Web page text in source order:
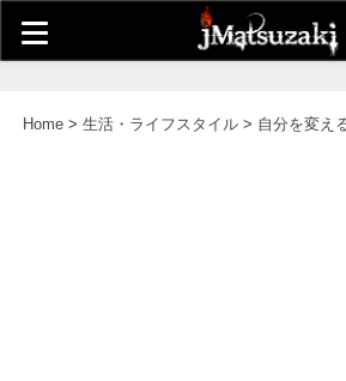
Home> 生活・ライフスタイル> 自分を変え